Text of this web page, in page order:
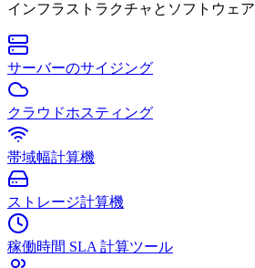
インフラストラクチャとソフトウェア
サーバーのサイジング
クラウドホスティング
帯域幅計算機
ストレージ計算機
稼働時間 SLA 計算ツール